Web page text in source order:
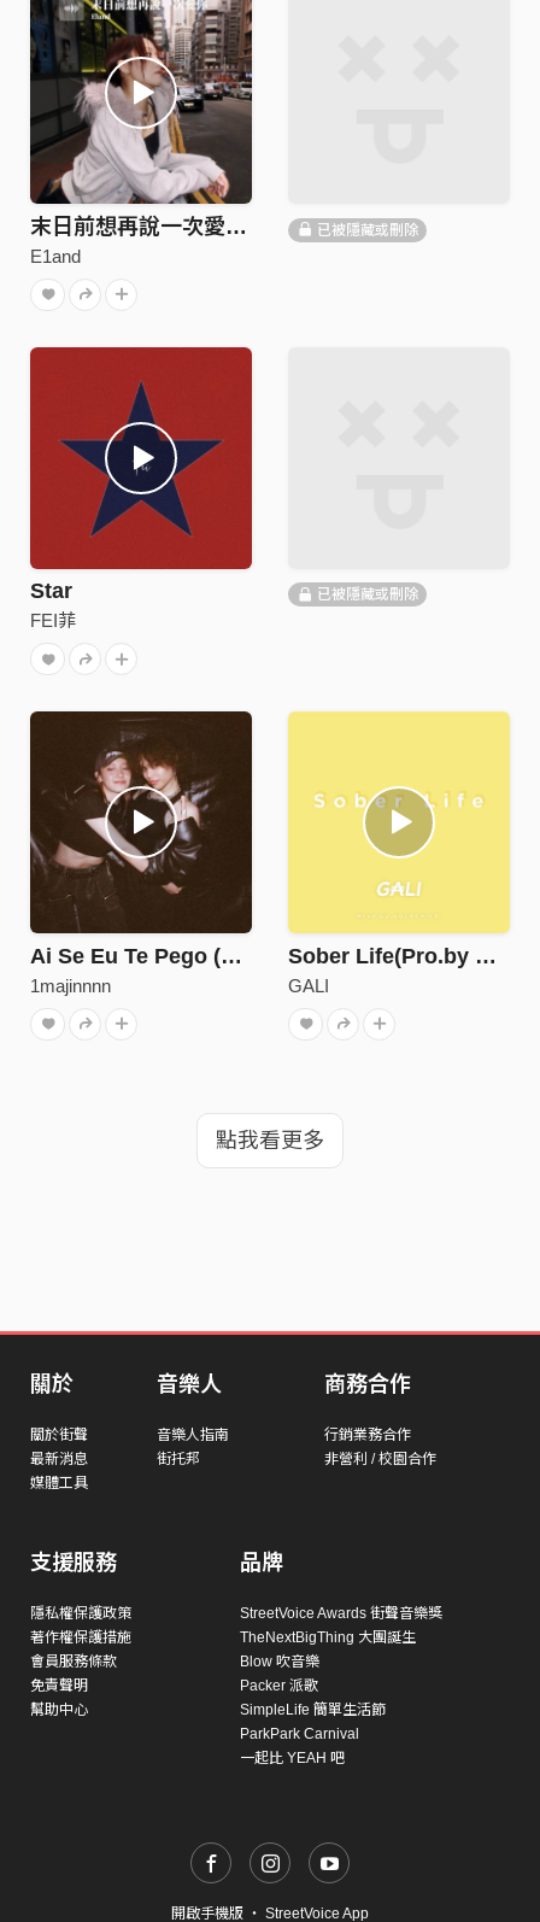
末日前想再說一次愛你(demo Vr.)
E1and
已被隱藏或刪除
Star
FEI菲
已被隱藏或刪除
Ai Se Eu Te Pego (Remix)
1majinnnn
Sober Life(Pro.by Gold Child)
GALI
點我看更多
關於
關於街聲
最新消息
媒體工具
音樂人
音樂人指南
街托邦
商務合作
行銷業務合作
非營利 / 校園合作
支援服務
隱私權保護政策
著作權保護措施
會員服務條款
免責聲明
幫助中心
品牌
StreetVoice Awards 街聲音樂獎
TheNextBigThing 大團誕生
Blow 吹音樂
Packer 派歌
SimpleLife 簡單生活節
ParkPark Carnival
一起比 YEAH 吧
開啟手機版 ・ StreetVoice App